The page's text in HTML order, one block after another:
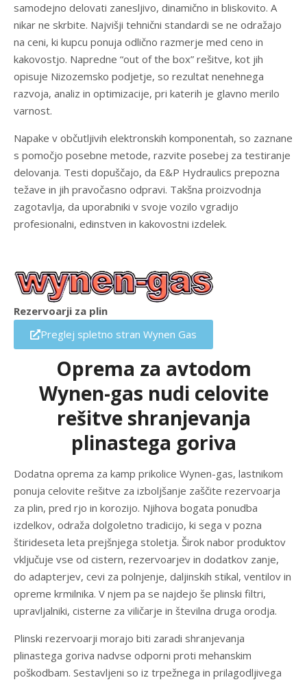
samodejno delovati zanesljivo, dinamično in bliskovito. A
nikar ne skrbite. Najvišji tehnični standardi se ne odražajo
na ceni, ki kupcu ponuja odlično razmerje med ceno in
kakovostjo. Napredne “out of the box” rešitve, kot jih
opisuje Nizozemsko podjetje, so rezultat nenehnega
razvoja, analiz in optimizacije, pri katerih je glavno merilo
varnost.
Napake v občutljivih elektronskih komponentah, so zaznane
s pomočjo posebne metode, razvite posebej za testiranje
delovanja. Testi dopuščajo, da E&P Hydraulics prepozna
težave in jih pravočasno odpravi. Takšna proizvodnja
zagotavlja, da uporabniki v svoje vozilo vgradijo
profesionalni, edinstven in kakovostni izdelek.
Rezervoarji za plin
Preglej spletno stran Wynen Gas
Oprema za avtodom
Wynen-gas nudi celovite
rešitve shranjevanja
plinastega goriva
Dodatna oprema za kamp prikolice Wynen-gas, lastnikom
ponuja celovite rešitve za izboljšanje zaščite rezervoarja
za plin, pred rjo in korozijo. Njihova bogata ponudba
izdelkov, odraža dolgoletno tradicijo, ki sega v pozna
štirideseta leta prejšnjega stoletja. Širok nabor produktov
vključuje vse od cistern, rezervoarjev in dodatkov zanje,
do adapterjev, cevi za polnjenje, daljinskih stikal, ventilov in
opreme krmilnika. V njem pa se najdejo še plinski filtri,
upravljalniki, cisterne za viličarje in številna druga orodja.
Plinski rezervoarji morajo biti zaradi shranjevanja
plinastega goriva nadvse odporni proti mehanskim
poškodbam. Sestavljeni so iz trpežnega in prilagodljivega